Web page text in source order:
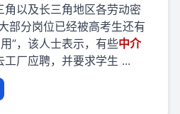
角以及长三角地区各劳动密
部分岗位已经被高考生还有
”，该人士表示，有些中介
厂应聘，并要求学生 ...